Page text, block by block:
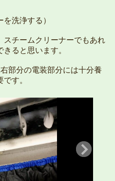
洗浄する）
スチームクリーナーでもあれ
ると思います。
部分の電装部分には十分養
す。